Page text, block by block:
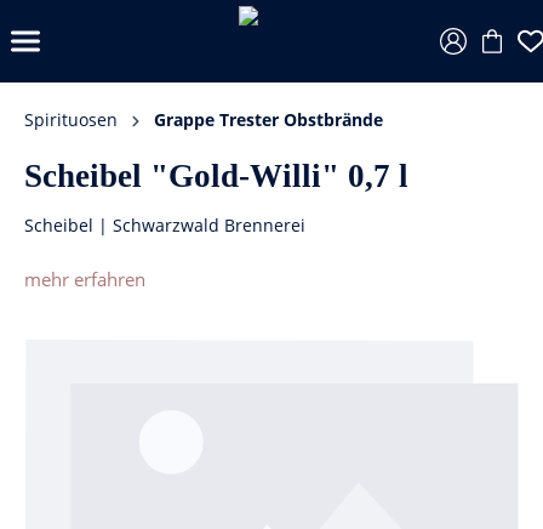
Spirituosen Grappe Trester Obstbrände
Scheibel "Gold-Willi" 0,7 l
Scheibel | Schwarzwald Brennerei
mehr erfahren